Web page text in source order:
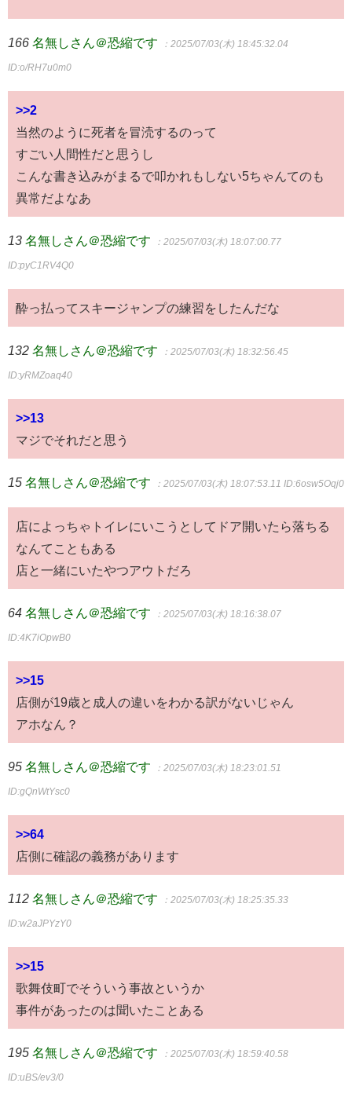
166 名無しさん＠恐縮です ：2025/07/03(木) 18:45:32.04
ID:o/RH7u0m0
>>2
当然のように死者を冒涜するのって
すごい人間性だと思うし
こんな書き込みがまるで叩かれもしない5ちゃんてのも
異常だよなあ
13 名無しさん＠恐縮です ：2025/07/03(木) 18:07:00.77
ID:pyC1RV4Q0
酔っ払ってスキージャンプの練習をしたんだな
132 名無しさん＠恐縮です ：2025/07/03(木) 18:32:56.45
ID:yRMZoaq40
>>13
マジでそれだと思う
15 名無しさん＠恐縮です ：2025/07/03(木) 18:07:53.11 ID:6osw5Oqj0
店によっちゃトイレにいこうとしてドア開いたら落ちる
なんてこともある
店と一緒にいたやつアウトだろ
64 名無しさん＠恐縮です ：2025/07/03(木) 18:16:38.07
ID:4K7iOpwB0
>>15
店側が19歳と成人の違いをわかる訳がないじゃん
アホなん？
95 名無しさん＠恐縮です ：2025/07/03(木) 18:23:01.51
ID:gQnWtYsc0
>>64
店側に確認の義務があります
112 名無しさん＠恐縮です ：2025/07/03(木) 18:25:35.33
ID:w2aJPYzY0
>>15
歌舞伎町でそういう事故というか
事件があったのは聞いたことある
195 名無しさん＠恐縮です ：2025/07/03(木) 18:59:40.58
ID:uBS/ev3/0